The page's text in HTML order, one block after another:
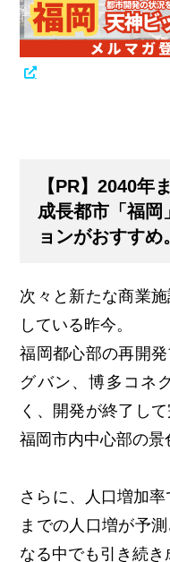
【PR】2040年
成長都市「福岡
ョンがおすすめ
次々と新たな商業
している昨今。
福岡都心部の再開
グバン、博多コネ
く、開発が終了し
福岡市内中心部の景
さらに、人口増加
までの人口増が予
なる中でも引き続き